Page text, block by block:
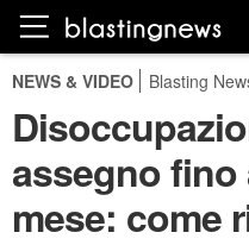
NEWS & VIDEO Blasting
assegno fino
mese: come